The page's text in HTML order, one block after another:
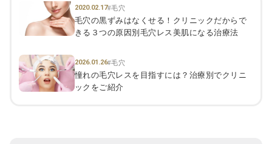
2020.02.17#毛穴
毛穴の黒ずみはなくせる！クリニックだからで
きる３つの原因別毛穴レス美肌になる治療法
2026.01.26#毛穴
憧れの毛穴レスを目指すには？治療別でクリニ
ックをご紹介